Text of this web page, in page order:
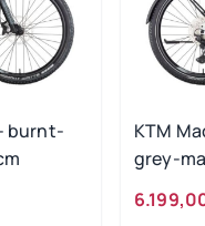
burnt-
KTM
grey-